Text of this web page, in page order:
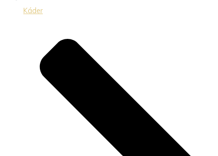
Káder